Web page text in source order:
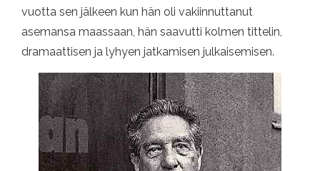
vuotta sen jälkeen kun hän oli vakiinnuttanut
asemansa maassaan, hän saavutti kolmen tittelin,
dramaattisen ja lyhyen jatkamisen julkaisemisen.